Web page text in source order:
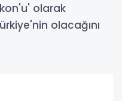
olarak
olacağını